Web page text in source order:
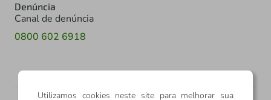
Denúncia
Canal de denúncia
0800 602 6918
Utilizamos cookies neste site para melhorar sua